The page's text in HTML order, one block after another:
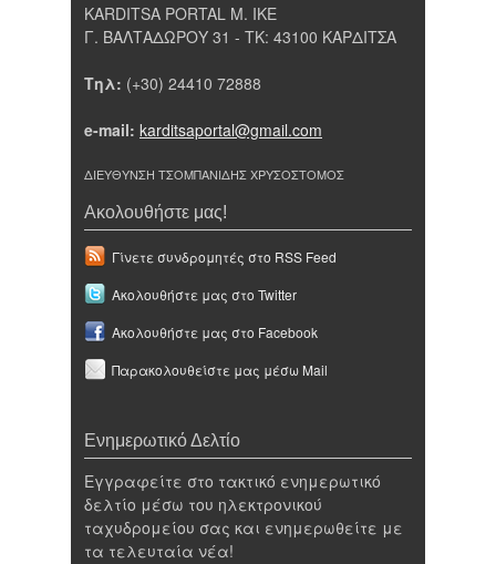
KARDITSA PORTAL Μ. ΙΚΕ
Γ. ΒΑΛΤΑΔΩΡΟΥ 31 - ΤΚ: 43100 ΚΑΡΔΙΤΣΑ
Τηλ: (+30) 24410 72888
e-mail: karditsaportal@gmail.com
ΔΙΕΥΘΥΝΣΗ ΤΣΟΜΠΑΝΙΔΗΣ ΧΡΥΣΟΣΤΟΜΟΣ
Ακολουθήστε μας!
Γίνετε συνδρομητές στο RSS Feed
Ακολουθήστε μας στο Twitter
Ακολουθήστε μας στο Facebook
Παρακολουθείστε μας μέσω Mail
Ενημερωτικό Δελτίο
Εγγραφείτε στο τακτικό ενημερωτικό
δελτίο μέσω του ηλεκτρονικού
ταχυδρομείου σας και ενημερωθείτε με
τα τελευταία νέα!